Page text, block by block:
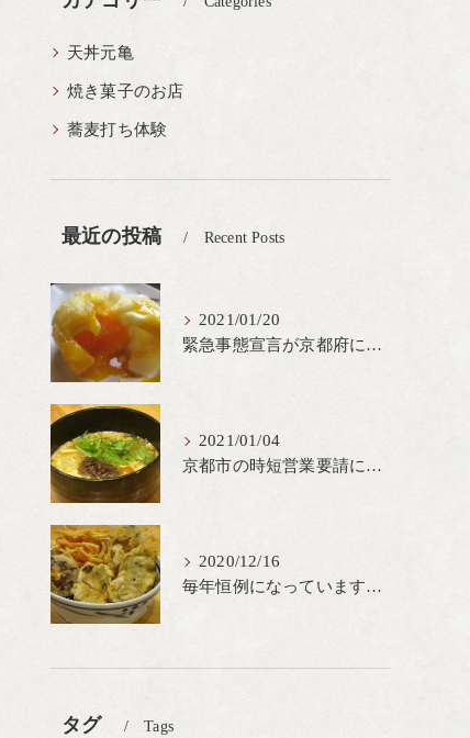
天丼元亀
焼き菓子のお店
蕎麦打ち体験
最近の投稿 Recent Posts
2021/01/20
緊急事態宣言が京都府にも発出され当店も要請に従って20時完全閉店という形で営業なるべく短期間での要請解除へ一致団結です
2021/01/04
京都市の時短営業要請に従ってしばらくの間20時までの営業とさせていただいております。寒い時期には温かいお蕎麦がおすすめ
2020/12/16
毎年恒例になっています冬の名物、牡蠣天丼が販売開始です、広島県産の大粒牡蠣を使用し天ぷらならではのカリと衣クリーミーな味わいをどうぞ
タグ Tags